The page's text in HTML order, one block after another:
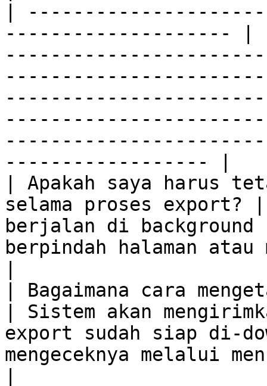
|
-------------------- |
------------------ |
| Apakah saya harus
selama proses export?
berjalan di background
berpindah halaman
| Bagaimana cara
| Sistem akan
export sudah siap di-
mengeceknya melalui